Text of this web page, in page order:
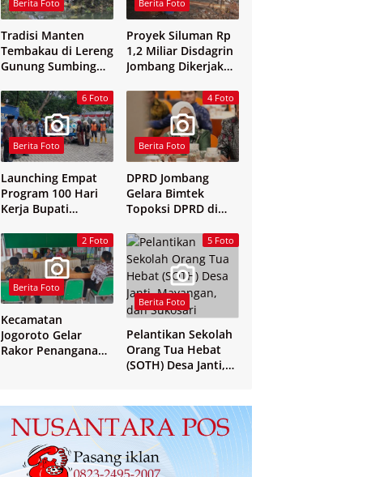
Berita Foto
Tradisi Manten
Tembakau di Lereng
Gunung Sumbing
Berita Foto
Proyek Siluman Rp
1,2 Miliar Disdagrin
Jombang Dikerjakan
6 Foto
Berita Foto
Launching Empat
Program 100 Hari
Kerja Bupati
4 Foto
Berita Foto
DPRD Jombang
Gelara Bimtek
Topoksi DPRD di
Yogyakarta
2 Foto
Berita Foto
Kecamatan
Jogoroto Gelar
Rakor Penanganan
5 Foto
Berita Foto
Pelantikan Sekolah
Orang Tua Hebat
(SOTH) Desa Janti,